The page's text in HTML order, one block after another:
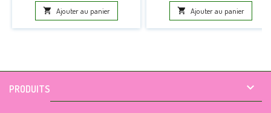
 Ajouter au panier  Ajouter au panier
PRODUITS 